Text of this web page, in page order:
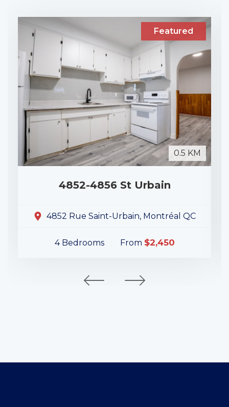
0.5 KM
Featured
4852-4856 St Urbain
4852 Rue Saint-Urbain, Montréal QC
4 Bedrooms From $2,450